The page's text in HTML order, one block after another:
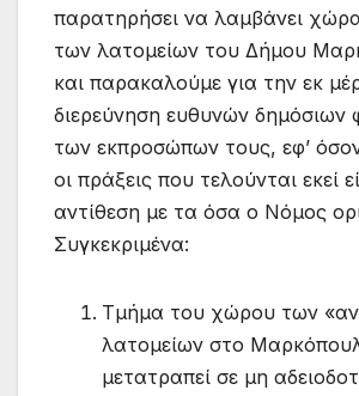
παρατηρήσει να λαμβάνει
των λατομείων του Δήμου
και παρακαλούμε για την εκ
διερεύνηση ευθυνών δημόσιων
των εκπροσώπων τους, εφ’ όσον
οι πράξεις που τελούνται εκεί
αντίθεση με τα όσα ο Νόμος
Συγκεκριμένα:
Τμήμα του χώρου των
λατομείων στο
μετατραπεί σε μη